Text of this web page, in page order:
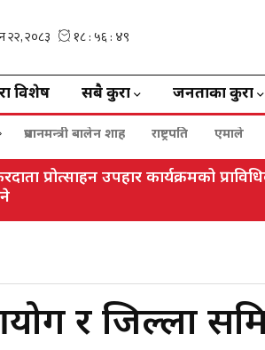
विशेष सबै कुरा जनताका कुरा
प्रधानमन्त्री बालेन शाह राष्ट्रपति एमाले
प्रोत्साहन उपहार कार्यक्रमको
र जिल्ला